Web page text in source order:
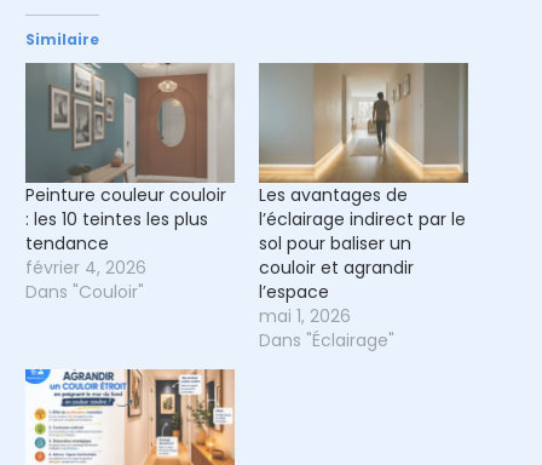
Similaire
Peinture couleur couloir
: les 10 teintes les plus
tendance
février 4, 2026
Dans "Couloir"
Les avantages de
l’éclairage indirect par le
sol pour baliser un
couloir et agrandir
l’espace
mai 1, 2026
Dans "Éclairage"